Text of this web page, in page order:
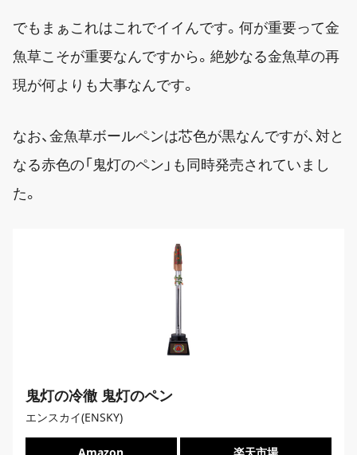
でもまぁこれはこれでイイんです。何が重要って金
魚草こそが重要なんですから。絶妙なる金魚草の再
現が何よりも大事なんです。
なお、金魚草ボールペンは芯色が黒なんですが、対と
なる赤色の「鬼灯のペン」も同時発売されていまし
た。
鬼灯の冷徹 鬼灯のペン
エンスカイ(ENSKY)
Amazon 楽天市場